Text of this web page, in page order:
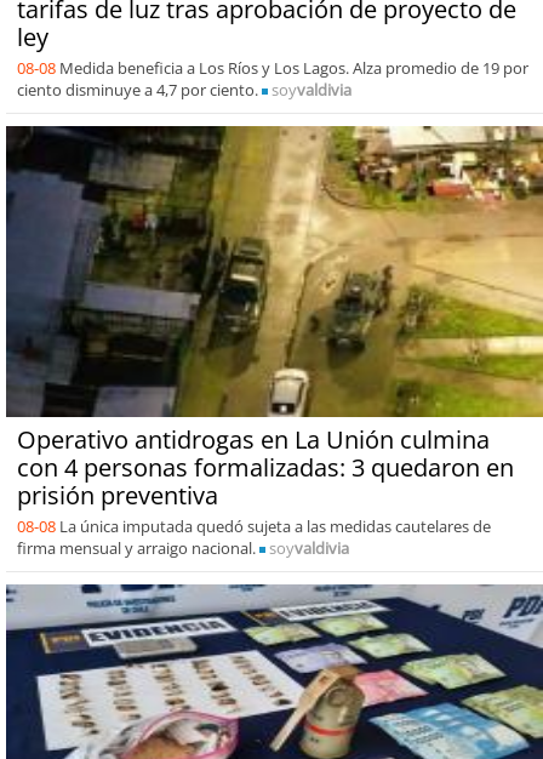
tarifas de luz tras aprobación de proyecto de
ley
08-08 Medida beneficia a Los Ríos y Los Lagos. Alza promedio de 19 por
ciento disminuye a 4,7 por ciento.
soyvaldivia
Operativo antidrogas en La Unión culmina
con 4 personas formalizadas: 3 quedaron en
prisión preventiva
08-08 La única imputada quedó sujeta a las medidas cautelares de
firma mensual y arraigo nacional.
soyvaldivia